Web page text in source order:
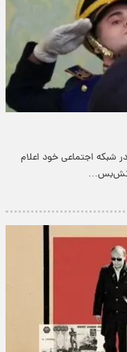
شبکه اجتماعی خود اعلام
آتش‌بس…